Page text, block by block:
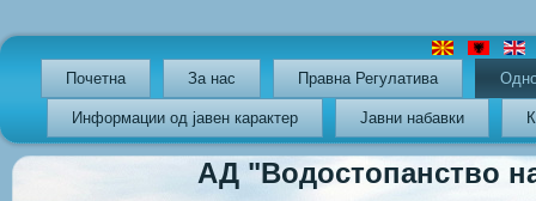
Почетна За нас Правна Регулатива
Информации од јавен карактер Јавни набавки
АД "Водостопанство на